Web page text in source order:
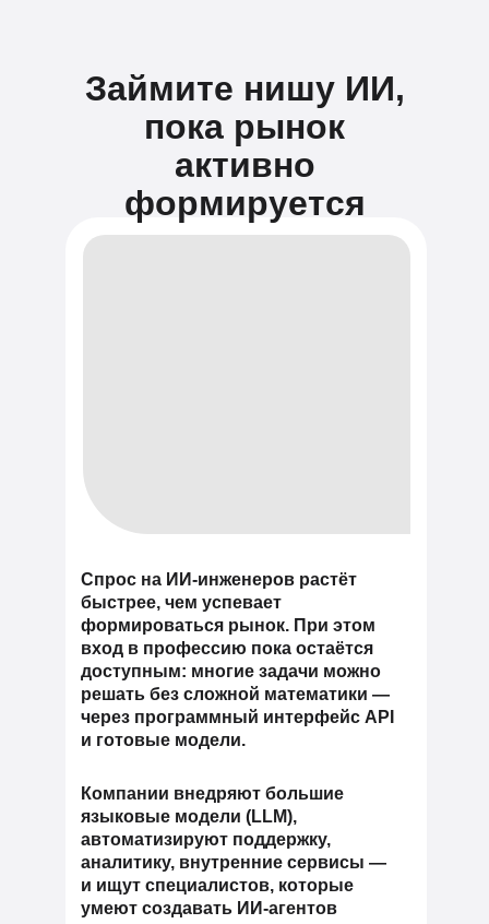
Займите нишу ИИ,
пока рынок
активно
формируется
Спрос на ИИ-инженеров растёт
быстрее, чем успевает
формироваться рынок. При этом
вход в профессию пока остаётся
доступным: многие задачи можно
решать без сложной математики —
через программный интерфейс API
и готовые модели.
Компании внедряют большие
языковые модели (LLM),
автоматизируют поддержку,
аналитику, внутренние сервисы —
и ищут специалистов, которые
умеют создавать ИИ-агентов